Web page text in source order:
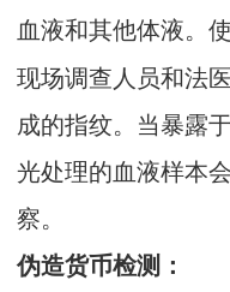
血液和其他体液。
现场调查人员和法
成的指纹。当暴露
光处理的血液样本
察。
伪造货币检测：